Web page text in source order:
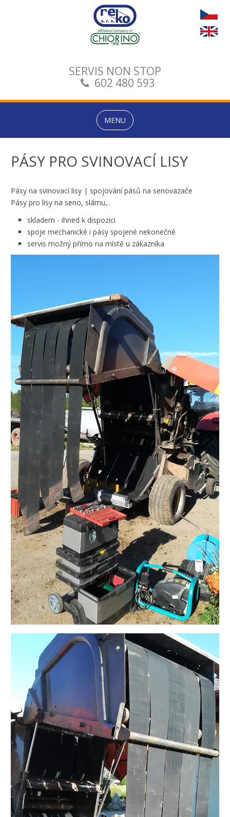
SERVIS NON STOP
602 480 593
MENU
PÁSY PRO SVINOVACÍ LISY
Pásy na svinovací lisy | spojování pásů na senovazače
Pásy pro lisy na seno, slámu,..
skladem - ihned k dispozici
spoje mechanické i pásy spojené nekonečně
servis možný přímo na místě u zákazníka